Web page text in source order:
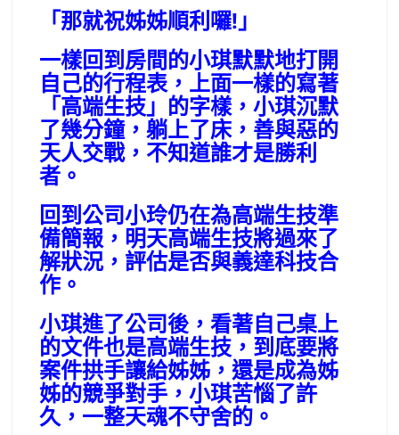
「那就祝姊姊順利囉!」
一樣回到房間的小琪默默地打開
自己的行程表，上面一樣的寫著
「高端生技」的字樣，小琪沉默
了幾分鐘，躺上了床，善與惡的
天人交戰，不知道誰才是勝利
者。
回到公司小玲仍在為高端生技準
備簡報，明天高端生技將過來了
解狀況，評估是否與義達科技合
作。
小琪進了公司後，看著自己桌上
的文件也是高端生技，到底要將
案件拱手讓給姊姊，還是成為姊
姊的競爭對手，小琪苦惱了許
久，一整天魂不守舍的。